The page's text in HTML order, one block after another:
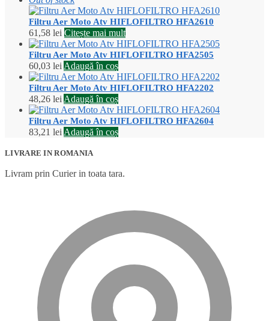
Filtru Aer Moto Atv HIFLOFILTRO HFA2610
61,58 lei Citește mai mult
Filtru Aer Moto Atv HIFLOFILTRO HFA2505
60,03 lei Adaugă în coș
Filtru Aer Moto Atv HIFLOFILTRO HFA2202
48,26 lei Adaugă în coș
Filtru Aer Moto Atv HIFLOFILTRO HFA2604
83,21 lei Adaugă în coș
LIVRARE IN ROMANIA
Livram prin Curier in toata tara.